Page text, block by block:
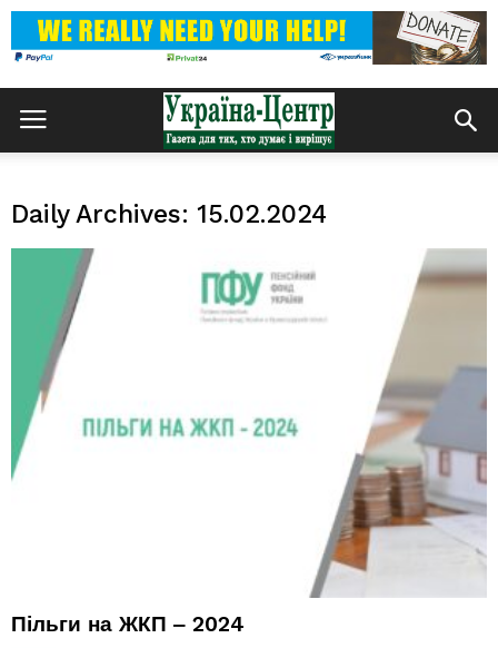
Daily Archives: 15.02.2024
Пільги на ЖКП ‒ 2024